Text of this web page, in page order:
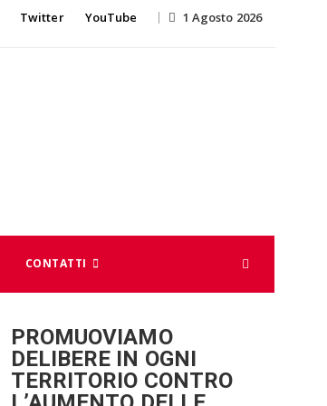
Twitter YouTube 1 Agosto 2026
CONTATTI
PROMUOVIAMO
DELIBERE IN OGNI
TERRITORIO CONTRO